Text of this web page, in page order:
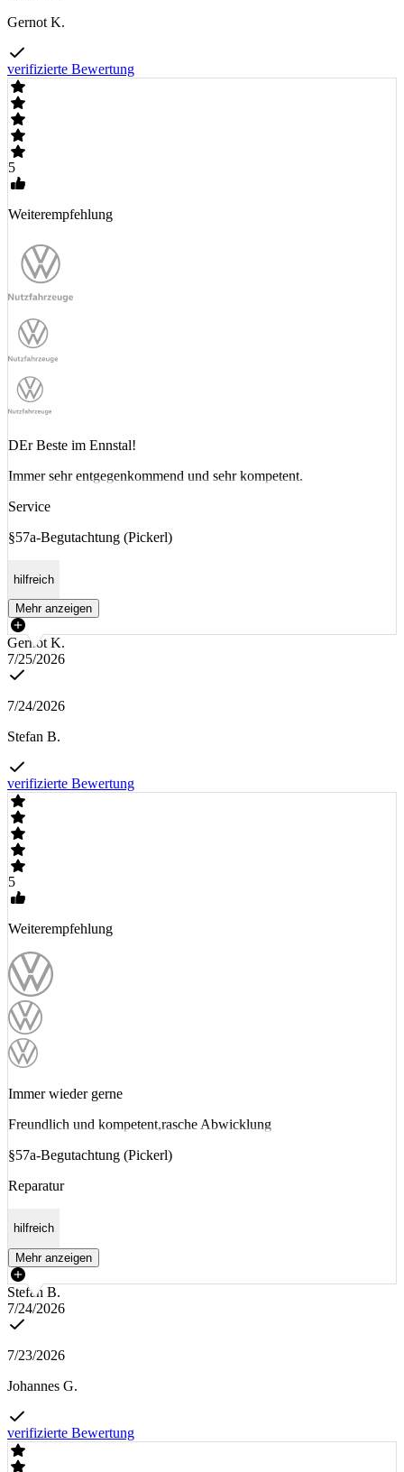
Gernot K.
verifizierte Bewertung
5
Weiterempfehlung
DEr Beste im Ennstal!
Immer sehr entgegenkommend und sehr kompetent.
Service
§57a-Begutachtung (Pickerl)
hilfreich
Mehr anzeigen
Gernot K.
7/25/2026
7/24/2026
Stefan B.
verifizierte Bewertung
5
Weiterempfehlung
Immer wieder gerne
Freundlich und kompetent,rasche Abwicklung
§57a-Begutachtung (Pickerl)
Reparatur
hilfreich
Mehr anzeigen
Stefan B.
7/24/2026
7/23/2026
Johannes G.
verifizierte Bewertung